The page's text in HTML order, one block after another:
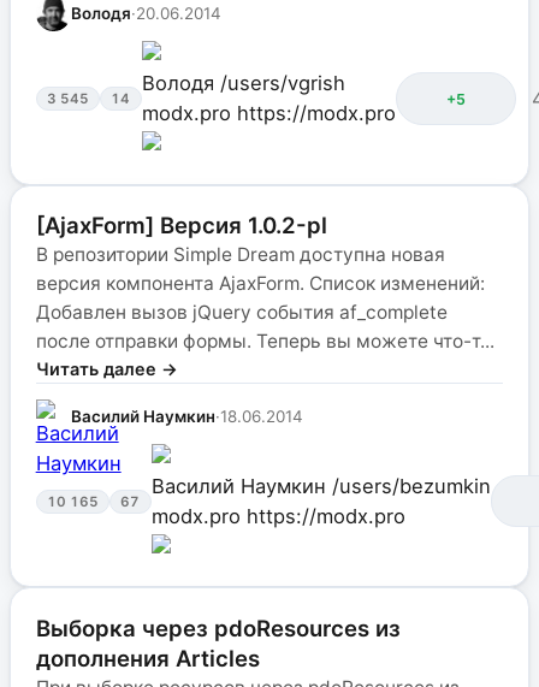
Володя·20.06.2014
3 545 14
Володя /users/vgrish
modx.pro https://modx.pro
+5
[AjaxForm] Версия 1.0.2-pl
В репозитории Simple Dream доступна новая
версия компонента AjaxForm. Список изменений:
Добавлен вызов jQuery события af_complete
после отправки формы. Теперь вы можете что-т...
Читать далее →
Василий Наумкин·18.06.2014
10 165 67
Василий Наумкин /users/bezumkin
modx.pro https://modx.pro
Выборка через pdoResources из
дополнения Articles